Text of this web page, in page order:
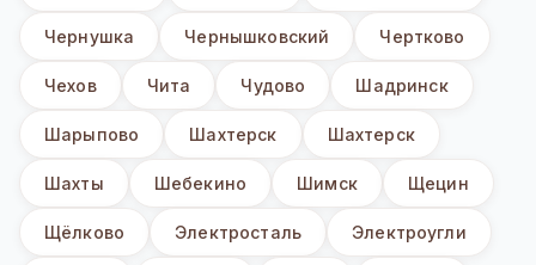
Чернушка Чернышковский Чертково
Чехов Чита Чудово Шадринск
Шарыпово Шахтерск Шахтерск
Шахты Шебекино Шимск Щецин
Щёлково Электросталь Электроугли